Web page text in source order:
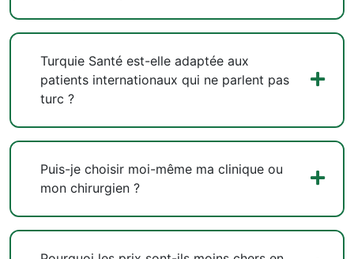
Turquie Santé est-elle adaptée aux
patients internationaux qui ne parlent pas
turc ?
Puis-je choisir moi-même ma clinique ou
mon chirurgien ?